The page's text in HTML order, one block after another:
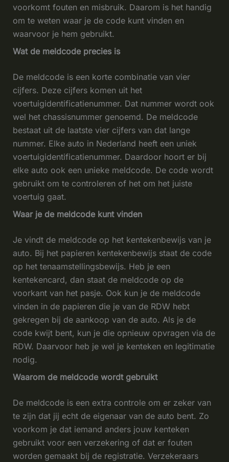
voorkomt fouten en misbruik. Daarom is het handig
om te weten waar je de code kunt vinden en
waarvoor je hem gebruikt.
Wat de meldcode precies is
De meldcode is een korte combinatie van vier
cijfers. Deze cijfers komen uit het
voertuigidentificatienummer. Dat nummer wordt ook
wel het chassisnummer genoemd. De meldcode
bestaat uit de laatste vier cijfers van dat lange
nummer. Elke auto in Nederland heeft een uniek
voertuigidentificatienummer. Daardoor hoort er bij
elke auto ook een unieke meldcode. De code wordt
gebruikt om te controleren of het om het juiste
voertuig gaat.
Waar je de meldcode kunt vinden
Je vindt de meldcode op het kentekenbewijs van je
auto. Bij het papieren kentekenbewijs staat de code
op het tenaamstellingsbewijs. Heb je een
kentekencard, dan staat de meldcode op de
voorkant van het pasje. Ook kun je de meldcode
vinden in de papieren die je van de RDW hebt
gekregen bij de aankoop van de auto. Als je de
code kwijt bent, kun je die opnieuw opvragen via de
RDW. Daarvoor heb je wel je kenteken en legitimatie
nodig.
Waarom de meldcode wordt gebruikt
De meldcode is een extra controle om er zeker van
te zijn dat jij echt de eigenaar van de auto bent. Zo
voorkom je dat iemand anders jouw kenteken
gebruikt voor een verzekering of dat er fouten
worden gemaakt bij de registratie. Verzekeraars